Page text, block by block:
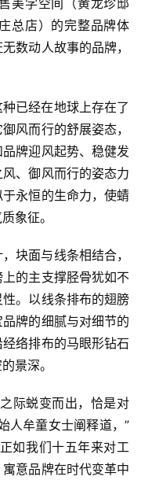
总店）的完整品牌体
数动人故事的品牌，
已经在地球上存在了
风而行的舒展姿态，
牌迎风起势、稳健发
、御风而行的姿态力
永恒的生命力，使蜻
象征。
块面与线条相结合，
的主支撑胫骨犹如不
。以线条排布的翅膀
牌的细腻与对细节的
络排布的马眼形钻石
景深。
际蜕变而出，恰是对
人牟童女士阐释道，”
如我们十五年来对工
意品牌在时代变革中